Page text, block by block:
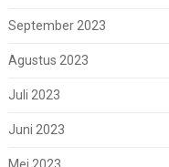
September 2023
Agustus 2023
Juli 2023
Juni 2023